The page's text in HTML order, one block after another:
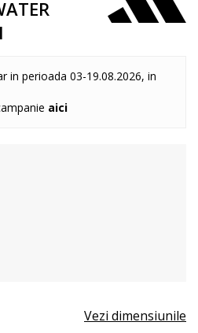
in perioada 03-19.08.2026, in
aici
Vezi dimensiunile